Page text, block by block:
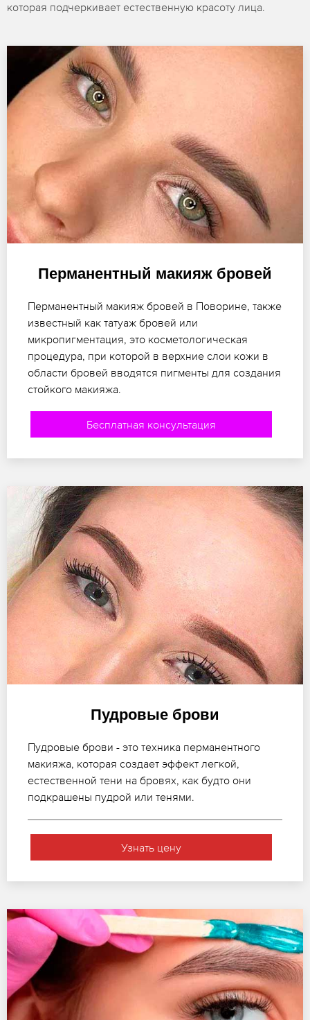
которая подчеркивает естественную красоту лица.
Перманентный макияж бровей
Перманентный макияж бровей в Поворине, также
известный как татуаж бровей или
микропигментация, это косметологическая
процедура, при которой в верхние слои кожи в
области бровей вводятся пигменты для создания
стойкого макияжа.
Бесплатная консультация
Пудровые брови
Пудровые брови - это техника перманентного
макияжа, которая создает эффект легкой,
естественной тени на бровях, как будто они
подкрашены пудрой или тенями.
Узнать цену